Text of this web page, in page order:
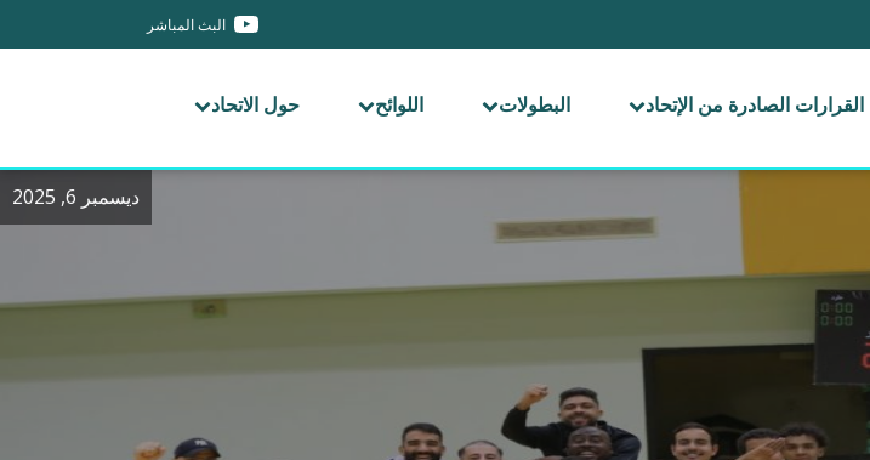
البث المباشر
القرارات الصادرة من الإتحاد البطولات اللوائح حول الاتحاد
ديسمبر 6, 2025